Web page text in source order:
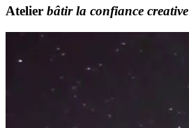
Atelier bâtir la confiance creative